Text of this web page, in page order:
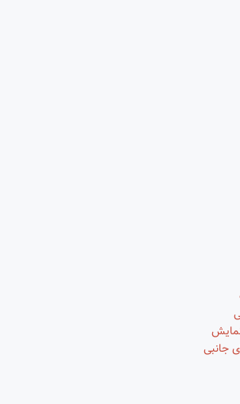
جانبی